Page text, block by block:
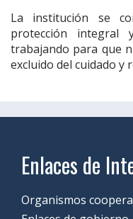
La institución se
protección integral
trabajando para que
excluido del cuidado y
Enlaces de
Organismos